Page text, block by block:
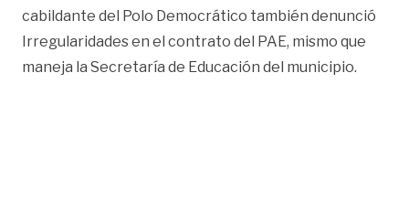
cabildante del Polo Democrático también denunció
Irregularidades en el contrato del PAE, mismo que
maneja la Secretaría de Educación del municipio.